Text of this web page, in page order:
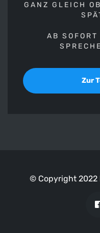
GANZ GLEICH
AB
Zur
© Copyright 2022